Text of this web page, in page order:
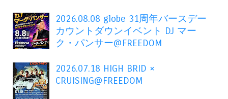
2026.08.08 globe 31周年バースデー
カウントダウンイベント DJ マー
ク・パンサー@FREEDOM
2026.07.18 HIGH BRID ×
CRUISING@FREEDOM